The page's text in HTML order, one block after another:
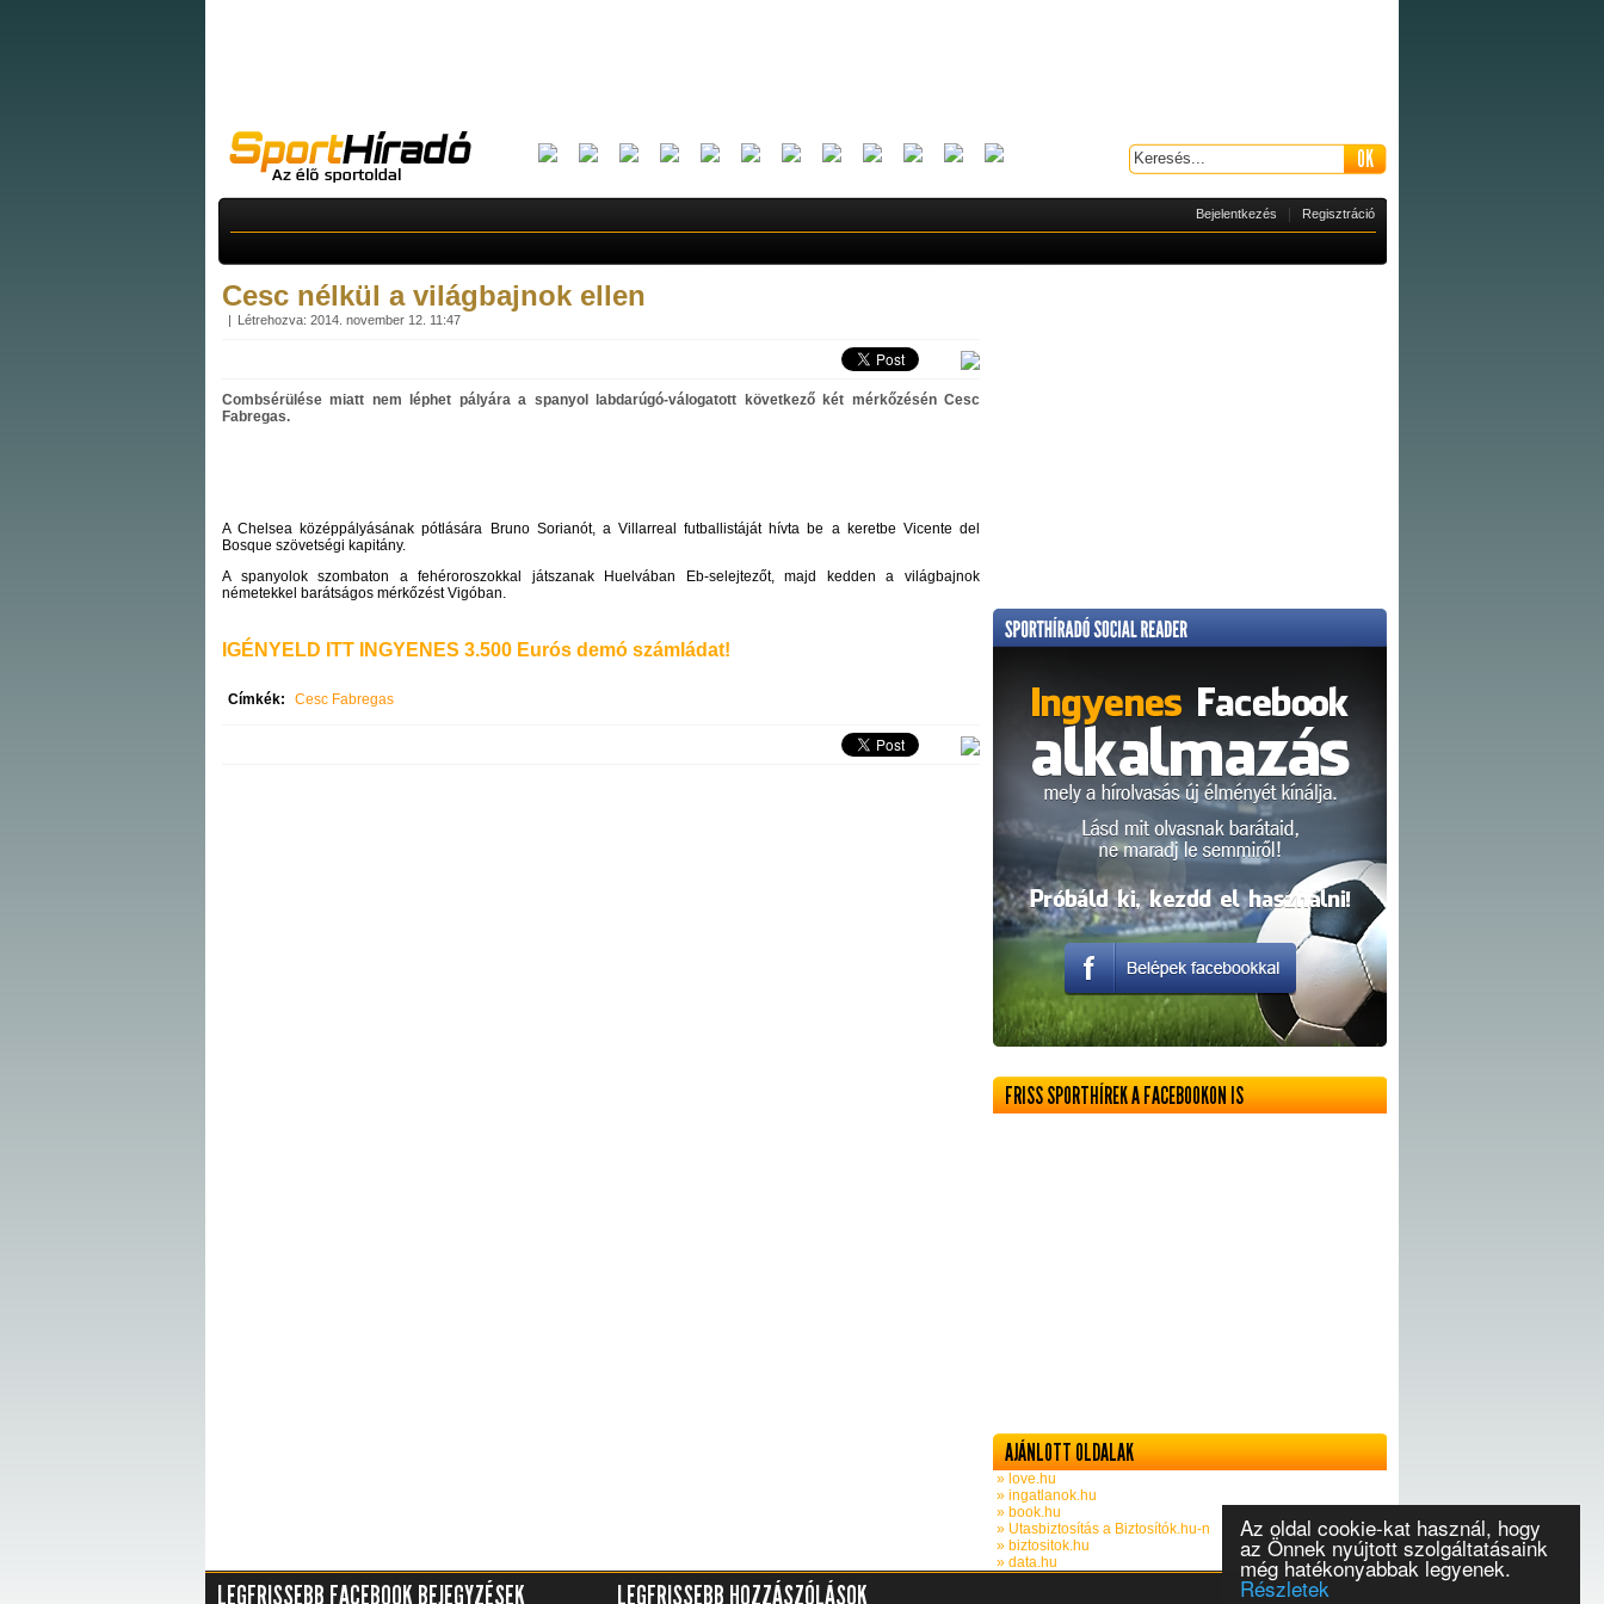
Az oldal cookie-kat használ, hogy
az Önnek nyújtott szolgáltatásaink
még hatékonyabbak legyenek.
Részletek
Bejelentkezés Regisztráció
Cesc nélkül a világbajnok ellen
Létrehozva: 2014. november 12. 11:47
Combsérülése miatt nem léphet pályára a spanyol labdarúgó-válogatott következő két mérkőzésén Cesc
Fabregas.
A Chelsea középpályásának pótlására Bruno Sorianót, a Villarreal futballistáját hívta be a keretbe Vicente del
Bosque szövetségi kapitány.
A spanyolok szombaton a fehéroroszokkal játszanak Huelvában Eb-selejtezőt, majd kedden a világbajnok
németekkel barátságos mérkőzést Vigóban.
IGÉNYELD ITT INGYENES 3.500 Eurós demó számládat!
Címkék: Cesc Fabregas
FRISS SPORTHÍREK A FACEBOOKON IS
AJÁNLOTT OLDALAK
» love.hu
» ingatlanok.hu
» book.hu
» Utasbiztosítás a Biztosítók.hu-n
» biztositok.hu
» data.hu
LEGFRISSEBB FACEBOOK BEJEGYZÉSEK LEGFRISSEBB HOZZÁSZÓLÁSOK